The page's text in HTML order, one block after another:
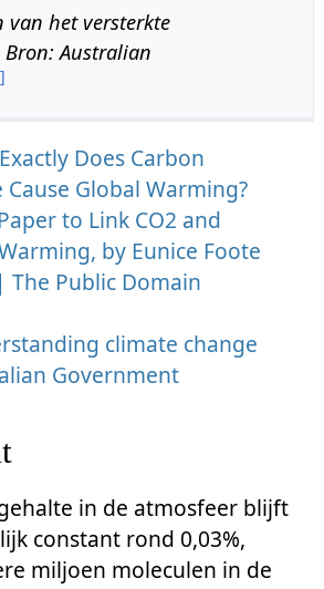
van het versterkte
Australian
]
Does Carbon
Cause Global Warming?
to Link CO2 and
by Eunice Foote
The Public Domain
climate change
Government
in de atmosfeer blijft
constant rond 0,03%,
miljoen moleculen in de